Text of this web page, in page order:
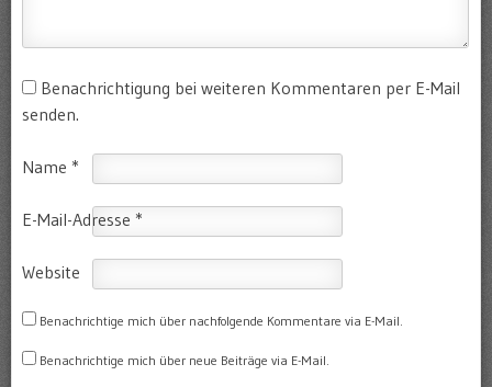
Benachrichtigung bei weiteren Kommentaren per E-Mail
senden.
Name *
E-Mail-Adresse *
Website
Benachrichtige mich über nachfolgende Kommentare via E-Mail.
Benachrichtige mich über neue Beiträge via E-Mail.